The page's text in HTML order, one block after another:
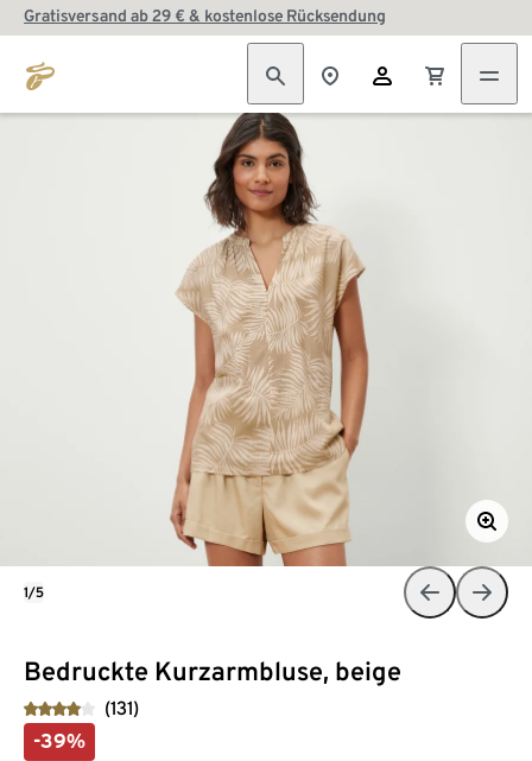
Gratisversand ab 29 € & kostenlose Rücksendung
Bedruckte Kurzarmbluse, beige
(131)
-39%
1/5